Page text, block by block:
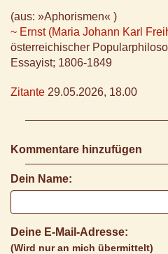
(aus: »Aphorismen« )
~ Ernst (Maria Johann Karl
österreichischer
Essayist; 1806-1849
Zitante 29.05.2026, 18.00
Kommentare hinzufügen
Dein Name:
Deine E-Mail-Adresse:
(Wird nur an mich übermittelt)